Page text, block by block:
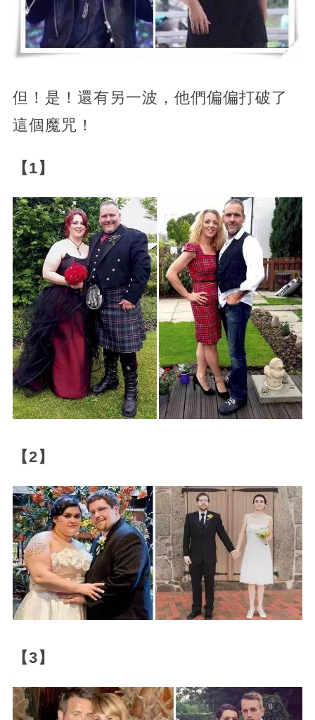
但！是！還有另一波，他們偏偏打破了
這個魔咒！
【1】
【2】
【3】